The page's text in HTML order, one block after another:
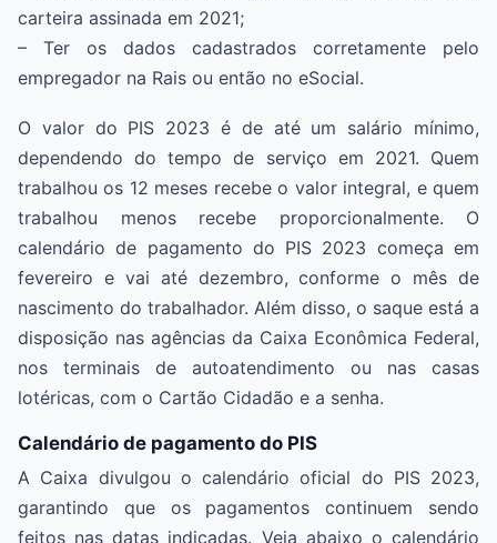
carteira assinada em 2021;
– Ter os dados cadastrados corretamente pelo
empregador na Rais ou então no eSocial.
O valor do PIS 2023 é de até um salário mínimo,
dependendo do tempo de serviço em 2021. Quem
trabalhou os 12 meses recebe o valor integral, e quem
trabalhou menos recebe proporcionalmente. O
calendário de pagamento do PIS 2023 começa em
fevereiro e vai até dezembro, conforme o mês de
nascimento do trabalhador. Além disso, o saque está a
disposição nas agências da Caixa Econômica Federal,
nos terminais de autoatendimento ou nas casas
lotéricas, com o Cartão Cidadão e a senha.
Calendário de pagamento do PIS
A Caixa divulgou o calendário oficial do PIS 2023,
garantindo que os pagamentos continuem sendo
feitos nas datas indicadas. Veja abaixo o calendário